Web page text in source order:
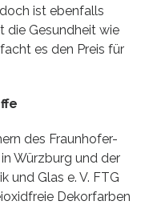
ist ebenfalls
die Gesundheit wie
es den Preis für
des Fraunhofer-
Würzburg und der
und Glas e. V. FTG
Dekorfarben